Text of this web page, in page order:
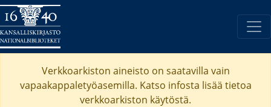
Verkkoarkiston aineisto on saatavilla vain
vapaakappaletyöasemilla. Katso infosta lisää tietoa
verkkoarkiston käytöstä.